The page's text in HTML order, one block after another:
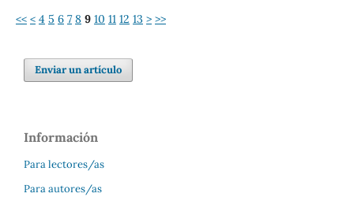
<< < 4 5 6 7 8 9 10 11 12 13 > >>
Enviar un artículo
Información
Para lectores/as
Para autores/as